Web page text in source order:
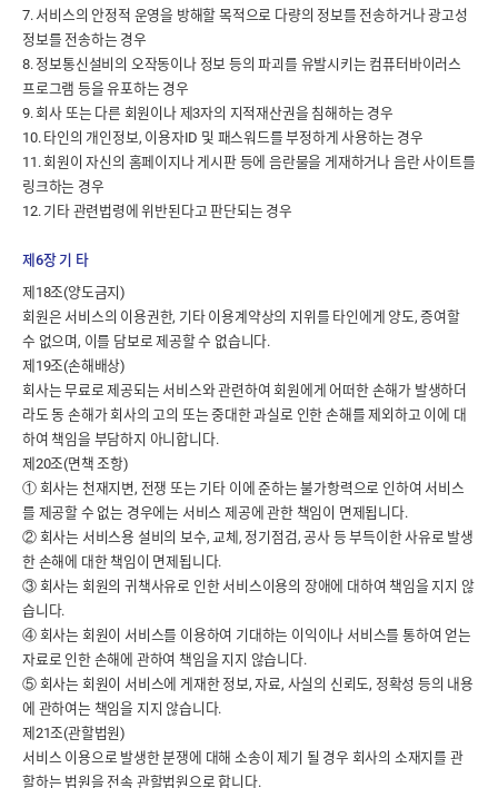
7. 서비스의 안정적 운영을 방해할 목적으로 다량의 정보를 전송하거나 광고성
정보를 전송하는 경우
8. 정보통신설비의 오작동이나 정보 등의 파괴를 유발시키는 컴퓨터바이러스
프로그램 등을 유포하는 경우
9. 회사 또는 다른 회원이나 제3자의 지적재산권을 침해하는 경우
10. 타인의 개인정보, 이용자ID 및 패스워드를 부정하게 사용하는 경우
11. 회원이 자신의 홈페이지나 게시판 등에 음란물을 게재하거나 음란 사이트를
링크하는 경우
12. 기타 관련법령에 위반된다고 판단되는 경우
제6장 기 타
제18조(양도금지)
회원은 서비스의 이용권한, 기타 이용계약상의 지위를 타인에게 양도, 증여할
수 없으며, 이를 담보로 제공할 수 없습니다.
제19조(손해배상)
회사는 무료로 제공되는 서비스와 관련하여 회원에게 어떠한 손해가 발생하더
라도 동 손해가 회사의 고의 또는 중대한 과실로 인한 손해를 제외하고 이에 대
하여 책임을 부담하지 아니합니다.
제20조(면책 조항)
① 회사는 천재지변, 전쟁 또는 기타 이에 준하는 불가항력으로 인하여 서비스
를 제공할 수 없는 경우에는 서비스 제공에 관한 책임이 면제됩니다.
② 회사는 서비스용 설비의 보수, 교체, 정기점검, 공사 등 부득이한 사유로 발생
한 손해에 대한 책임이 면제됩니다.
③ 회사는 회원의 귀책사유로 인한 서비스이용의 장애에 대하여 책임을 지지 않
습니다.
④ 회사는 회원이 서비스를 이용하여 기대하는 이익이나 서비스를 통하여 얻는
자료로 인한 손해에 관하여 책임을 지지 않습니다.
⑤ 회사는 회원이 서비스에 게재한 정보, 자료, 사실의 신뢰도, 정확성 등의 내용
에 관하여는 책임을 지지 않습니다.
제21조(관할법원)
서비스 이용으로 발생한 분쟁에 대해 소송이 제기 될 경우 회사의 소재지를 관
할하는 법원을 전속 관할법원으로 합니다.